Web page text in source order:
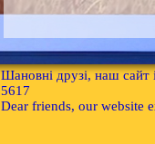
Шановні друзі, наш сайт
5617
Dear friends, our website